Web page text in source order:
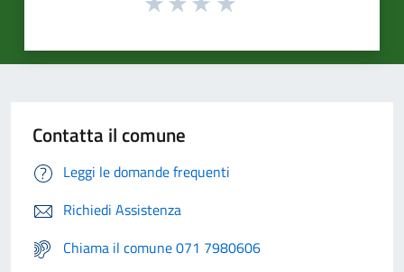
Contatta il comune
Leggi le domande frequenti
Richiedi Assistenza
Chiama il comune 071 7980606